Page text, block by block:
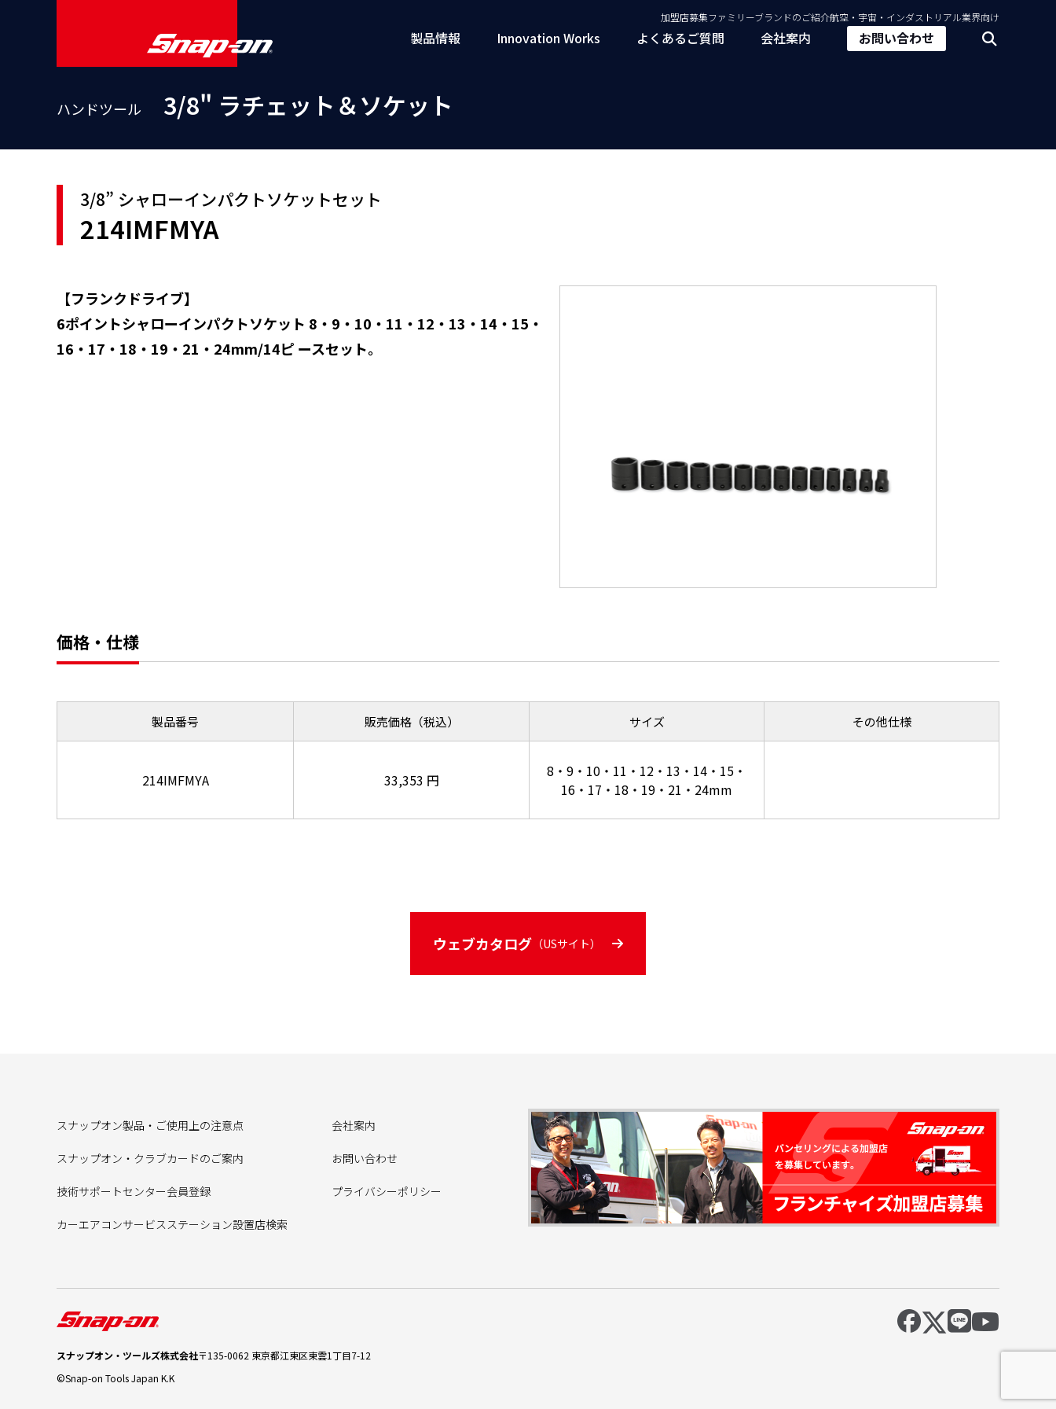
加盟店募集ファミリーブランドのご紹介航空・宇宙・インダストリアル業界向け
製品情報 Innovation Works よくあるご質問 会社案内 お問い合わせ
ハンドツール 3/8" ラチェット＆ソケット
3/8” シャローインパクトソケットセット
214IMFMYA
【フランクドライブ】
6ポイントシャローインパクトソケット 8・9・10・11・12・13・14・15・
16・17・18・19・21・24mm/14ピ ースセット。
価格・仕様
製品番号 販売価格（税込） サイズ その他仕様
214IMFMYA 33,353 円
8・9・10・11・12・13・14・15・
16・17・18・19・21・24mm
ウェブカタログ （USサイト）
スナップオン製品・ご使用上の注意点
スナップオン・クラブカードのご案内
技術サポートセンター会員登録
カーエアコンサービスステーション設置店検索
会社案内
お問い合わせ
プライバシーポリシー
スナップオン・ツールズ株式会社〒135-0062 東京都江東区東雲1丁目7-12
©Snap-on Tools Japan K.K